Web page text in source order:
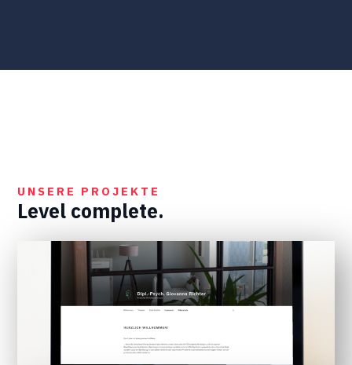
UNSERE PROJEKTE
Level complete.